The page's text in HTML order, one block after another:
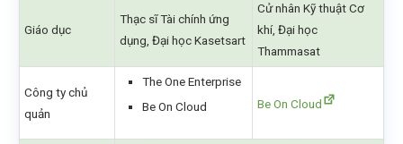
Giáo dục
Thạc sĩ Tài chính ứng
dụng, Đại học Kasetsart
Cử nhân Kỹ thuật Cơ
khí, Đại học
Thammasat
Công ty chủ
quản
The One Enterprise
Be On Cloud
Be On Cloud